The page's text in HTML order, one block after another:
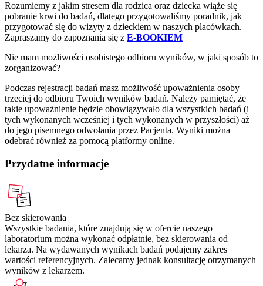
Rozumiemy z jakim stresem dla rodzica oraz dziecka wiąże się
pobranie krwi do badań, dlatego przygotowaliśmy poradnik, jak
przygotować się do wizyty z dzieckiem w naszych placówkach.
Zapraszamy do zapoznania się z E-BOOKIEM
Nie mam możliwości osobistego odbioru wyników, w jaki sposób to
zorganizować?
Podczas rejestracji badań masz możliwość upoważnienia osoby
trzeciej do odbioru Twoich wyników badań. Należy pamiętać, że
takie upoważnienie będzie obowiązywało dla wszystkich badań (i
tych wykonanych wcześniej i tych wykonanych w przyszłości) aż
do jego pisemnego odwołania przez Pacjenta. Wyniki można
odebrać również za pomocą platformy online.
Przydatne informacje
Bez skierowania
Wszystkie badania, które znajdują się w ofercie naszego
laboratorium można wykonać odpłatnie, bez skierowania od
lekarza. Na wydawanych wynikach badań podajemy zakres
wartości referencyjnych. Zalecamy jednak konsultację otrzymanych
wyników z lekarzem.